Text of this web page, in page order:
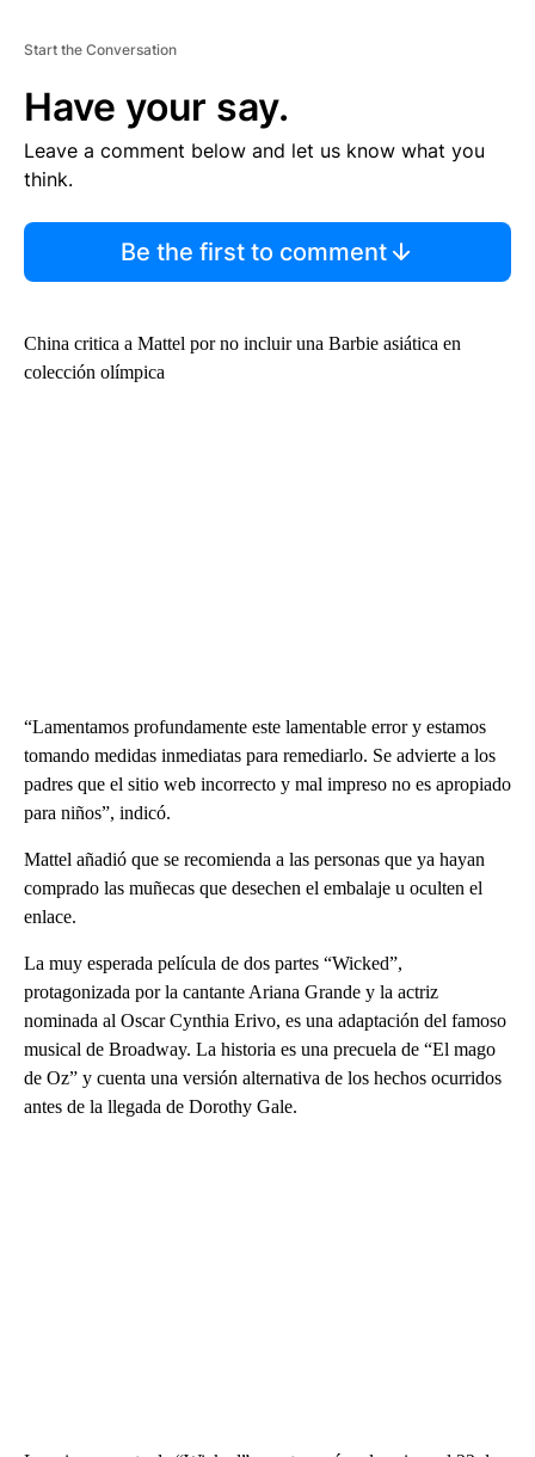
Start the Conversation
Have your say.
Leave a comment below and let us know what you
think.
Be the first to comment
China critica a Mattel por no incluir una Barbie asiática en
colección olímpica
“Lamentamos profundamente este lamentable error y estamos
tomando medidas inmediatas para remediarlo. Se advierte a los
padres que el sitio web incorrecto y mal impreso no es apropiado
para niños”, indicó.
Mattel añadió que se recomienda a las personas que ya hayan
comprado las muñecas que desechen el embalaje u oculten el
enlace.
La muy esperada película de dos partes “Wicked”,
protagonizada por la cantante Ariana Grande y la actriz
nominada al Oscar Cynthia Erivo, es una adaptación del famoso
musical de Broadway. La historia es una precuela de “El mago
de Oz” y cuenta una versión alternativa de los hechos ocurridos
antes de la llegada de Dorothy Gale.